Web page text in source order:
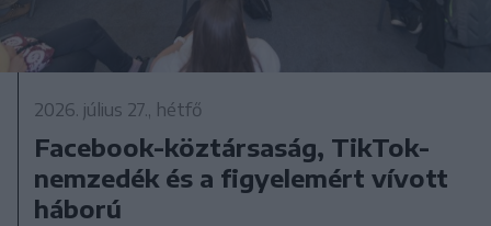
2026. július 27., hétfő
Facebook-köztársaság, TikTok-
nemzedék és a figyelemért vívott
háború